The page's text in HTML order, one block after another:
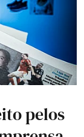
pelos